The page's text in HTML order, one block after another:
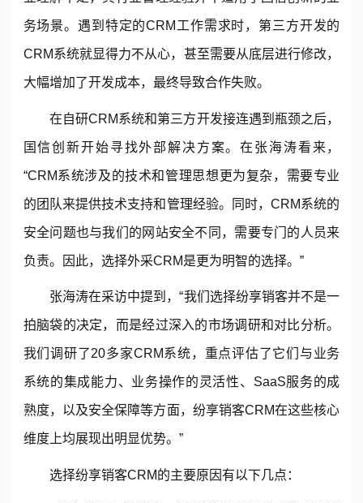
务场景。遇到特定的CRM工作需求时，第三方开发的
CRM系统就显得力不从心，甚至需要从底层进行修改，
大幅增加了开发成本，最终导致合作失败。
在自研CRM系统和第三方开发接连遇到瓶颈之后，
国信创新开始寻找外部解决方案。在张海涛看来，
“CRM系统涉及的技术和管理思想更为复杂，需要专业
的团队来提供技术支持和管理经验。同时，CRM系统的
安全问题也与我们的网站安全不同，需要专门的人员来
负责。因此，选择外采CRM是更为明智的选择。”
张海涛在采访中提到，“我们选择纷享销客并不是一
拍脑袋的决定，而是经过深入的市场调研和对比分析。
我们调研了20多家CRM系统，重点评估了它们与业务
系统的集成能力、业务操作的灵活性、SaaS服务的成
熟度，以及安全保障等方面， 纷享销客CRM在这些核心
维度上均展现出明显优势。”
选择纷享销客CRM的主要原因有以下几点：